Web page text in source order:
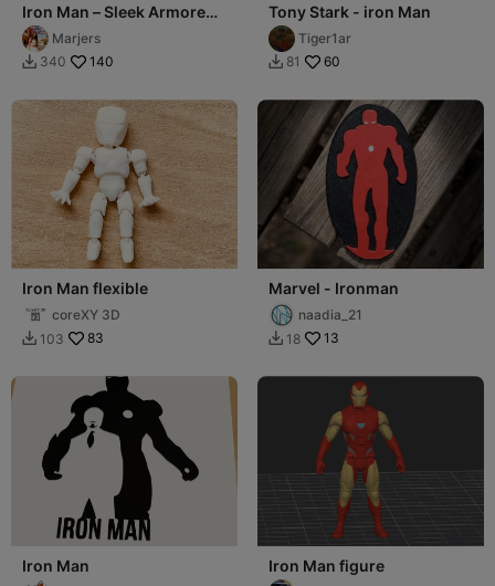
Iron Man – Sleek Armored
Avenger
Marjers
 340 140
Tony Stark - iron Man
Tiger1ar
 81 60
Iron Man flexible
coreXY 3D
 103 83
Marvel - Ironman
naadia_21
 18 13
Iron Man Iron Man figure